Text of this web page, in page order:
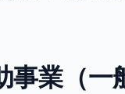
事業（一